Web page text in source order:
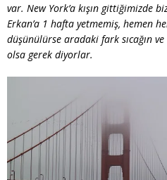
var. New York’a kışın gittiğimizde
Erkan’a 1 hafta yetmemiş, hemen
düşünülürse aradaki fark sıcağın
olsa gerek diyorlar.